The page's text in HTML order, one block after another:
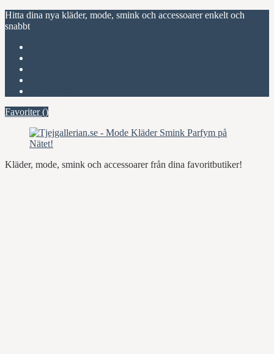
Hitta dina nya kläder, mode, smink och accessoarer enkelt och
snabbt
Favoriter ()
Kläder, mode, smink och accessoarer från dina favoritbutiker!